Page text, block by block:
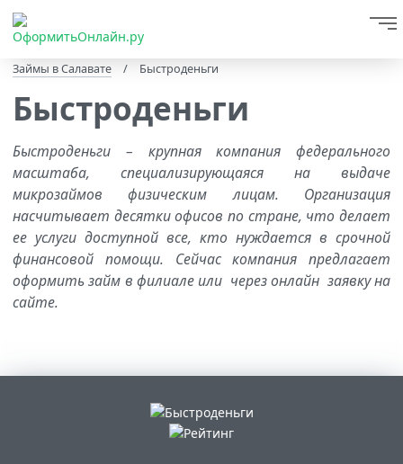
Займы в Салавате / Быстроденьги
Быстроденьги
Быстроденьги – крупная компания федерального
масштаба, специализирующаяся на выдаче
микрозаймов физическим лицам. Организация
насчитывает десятки офисов по стране, что делает
ее услуги доступной все, кто нуждается в срочной
финансовой помощи. Сейчас компания предлагает
оформить займ в филиале или через онлайн заявку на
сайте.